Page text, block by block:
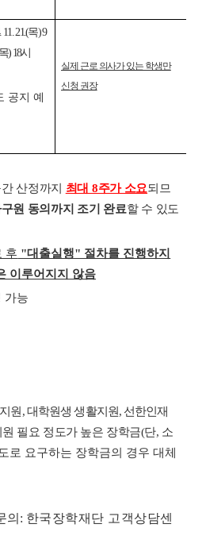
11. 21.(목) 9
) 18시
공지 예
실제 근로 의사가 있는 학생만
신청 권장
산정까지 최대 8주가 소요되므
원 동의까지 조기 완료할 수 있도
후 "대출실행" 절차를 진행하지
이루어지지 않음
가능
원, 대학원생 생활지원, 선한인재
원 필요 정도가 높은 장학금(단, 소
로 요구하는 장학금의 경우 대체
의: 한국장학재단 고객상담센